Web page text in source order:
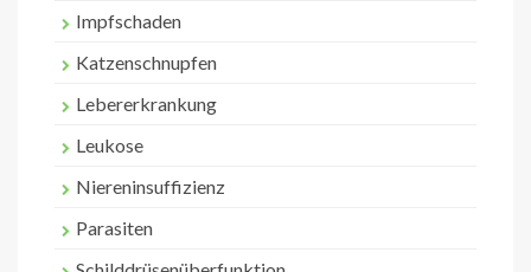
Impfschaden
Katzenschnupfen
Lebererkrankung
Leukose
Niereninsuffizienz
Parasiten